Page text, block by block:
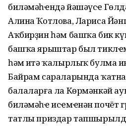
биләмәһҽндә йәшәүсҽ
Алина Ҡотлова, Лариса
Аҡбирҙин һәм башҡа бик
башҡа ярыштар был
һәм иҫтә ҡалырлыҡ булмаҫ
Байрам сараларында
балаларға ла Көрмәнкәй
биләмәһҽ исҽмҽнән почёт
татлы приздар